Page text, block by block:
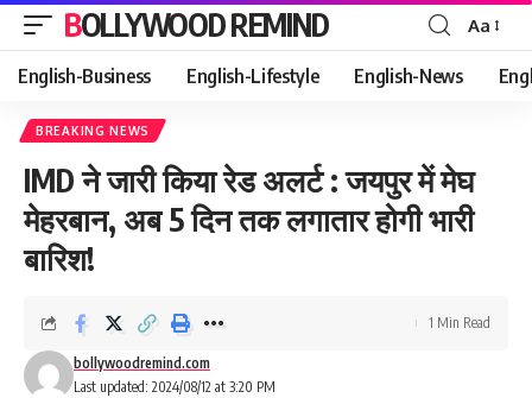
BOLLYWOOD REMIND
Font
Resizer
Aa
English-Business English-Lifestyle English-News
BREAKING NEWS
IMD ने जारी किया रेड अलर्ट : जयपुर में मेघ
मेहरबान, अब 5 दिन तक लगातार होगी भारी
बारिश!
Last updated: 2024/08/12 at 3:20 PM
bollywoodremind.com
1 Min Read